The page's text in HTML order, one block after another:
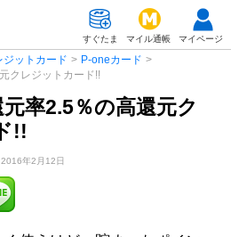
マイページ
マイル通帳
すぐたま
ジットカード > P-oneカード >
クレジットカード!!
率2.5％の高還元ク
!!
年2月12日